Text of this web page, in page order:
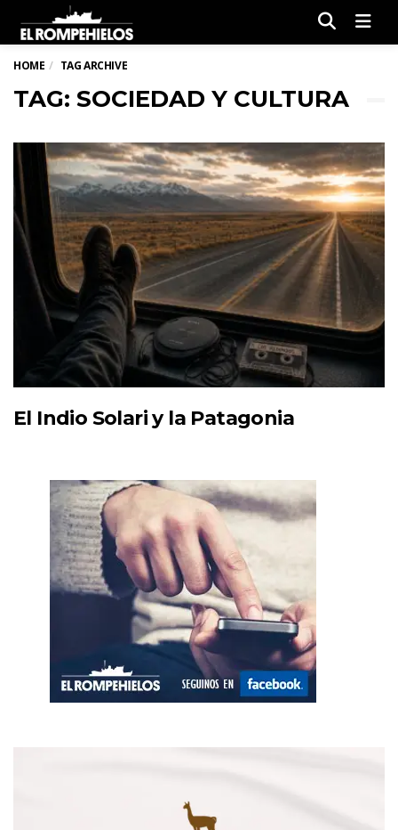
HOME TAG ARCHIVE
TAG: SOCIEDAD Y CULTURA
El Indio Solari y la Patagonia